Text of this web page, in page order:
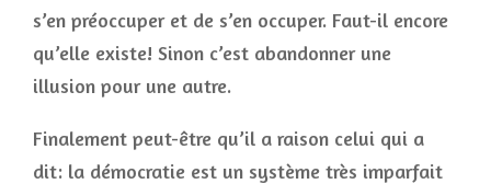
s’en préoccuper et de s’en occuper. Faut-il encore
qu’elle existe! Sinon c’est abandonner une
illusion pour une autre.
Finalement peut-être qu’il a raison celui qui a
dit: la démocratie est un système très imparfait